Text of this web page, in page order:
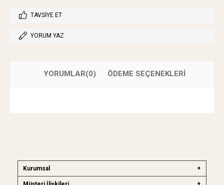
TAVSIYE ET
YORUM YAZ
YORUMLAR(0) ÖDEME SEÇENEKLERI
Kurumsal